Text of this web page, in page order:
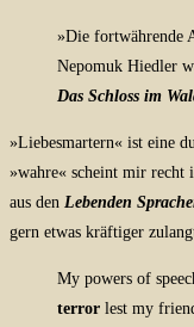
»Die fortwährende
Nepomuk Hiedler
Das Schloss im
»Liebesmartern« ist eine
»wahre« scheint mir recht
aus den Lebenden
gern etwas kräftiger
My powers of
terror lest my